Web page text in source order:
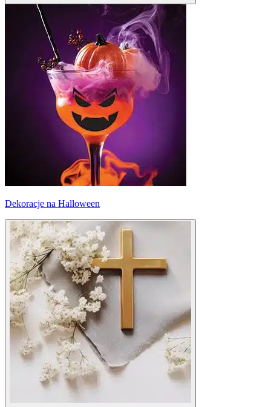
Dekoracje na Halloween